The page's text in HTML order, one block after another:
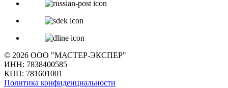
© 2026 ООО "МАСТЕР-ЭКСПЕР"
ИНН: 7838400585
КПП: 781601001
Политика конфиденциальности